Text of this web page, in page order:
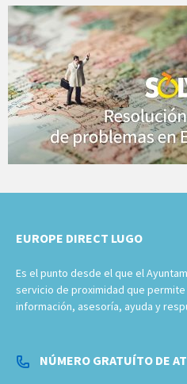
EUROPE DIRECT LUGO
Es el punto desde el que el
servicio de proximidad que
información, asesoría, ayuda y
NÚMERO GRATUÍTO DE